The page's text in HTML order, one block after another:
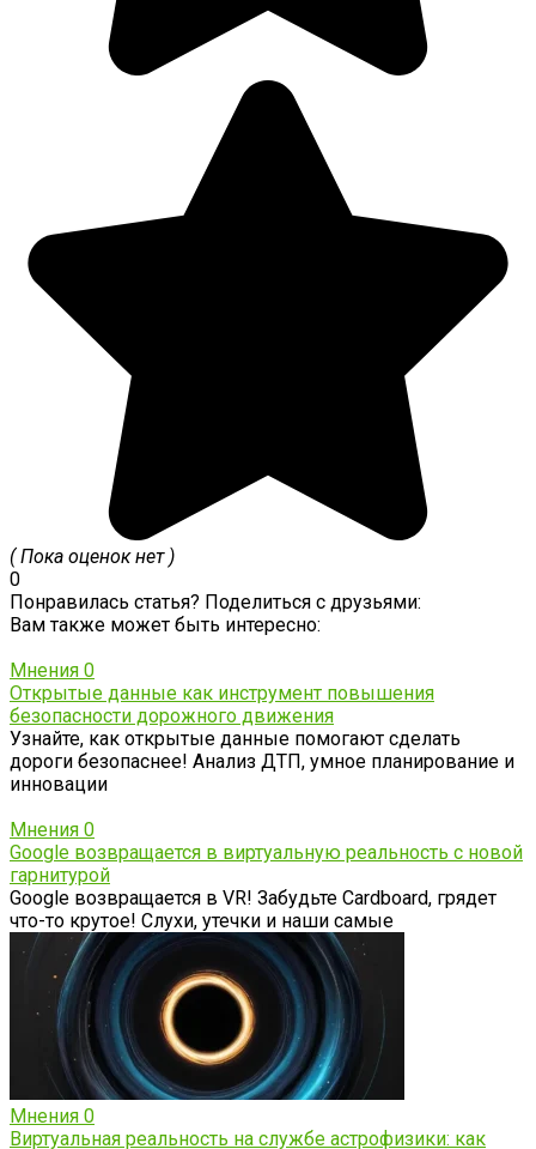
( Пока оценок нет )
0
Понравилась статья? Поделиться с друзьями:
Вам также может быть интересно:
Мнения 0
Открытые данные как инструмент повышения
безопасности дорожного движения
Узнайте, как открытые данные помогают сделать
дороги безопаснее! Анализ ДТП, умное планирование и
инновации
Мнения 0
Google возвращается в виртуальную реальность с новой
гарнитурой
Google возвращается в VR! Забудьте Cardboard, грядет
что-то крутое! Слухи, утечки и наши самые
Мнения 0
Виртуальная реальность на службе астрофизики: как